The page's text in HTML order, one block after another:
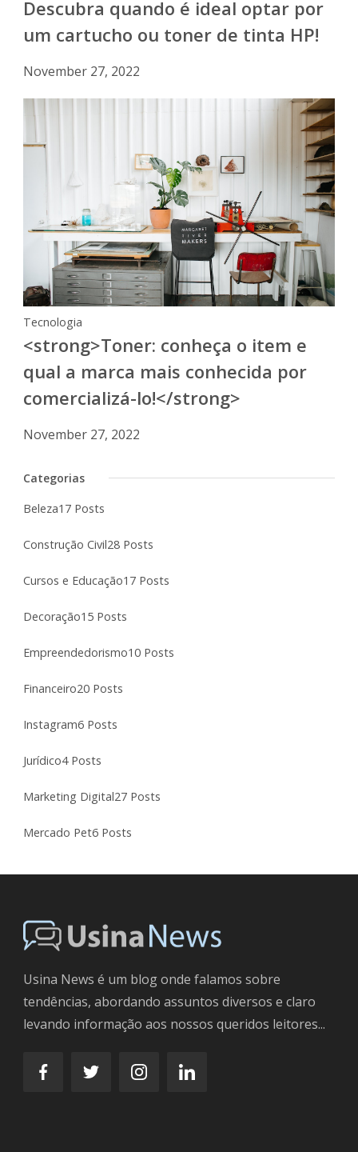
Descubra quando é ideal optar por
um cartucho ou toner de tinta HP!
November 27, 2022
Tecnologia
<strong>Toner: conheça o item e
qual a marca mais conhecida por
comercializá-lo!</strong>
November 27, 2022
Categorias
Beleza17 Posts
Construção Civil28 Posts
Cursos e Educação17 Posts
Decoração15 Posts
Empreendedorismo10 Posts
Financeiro20 Posts
Instagram6 Posts
Jurídico4 Posts
Marketing Digital27 Posts
Mercado Pet6 Posts
Usina News é um blog onde falamos sobre
tendências, abordando assuntos diversos e claro
levando informação aos nossos queridos leitores...